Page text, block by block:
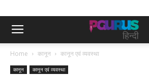
Home कानून कानून एवं व्यवस्था
कानून कानून एवं व्यवस्था